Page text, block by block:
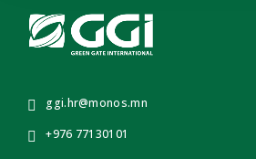
ggi.hr@monos.mn
+976 77130101